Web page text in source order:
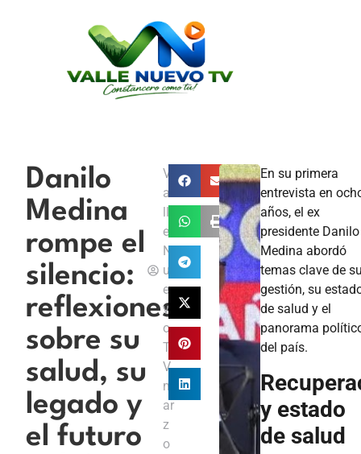
Danilo
Medina
rompe el
silencio:
reflexiones
sobre su
salud, su
legado y
el futuro
V
a
e
N
u
e
v
o
T
V
m
ar
z
o
En su primera
entrevista en
años, el ex
presidente Danilo
Medina abordó
temas clave de su
gestión, su
de salud y el
panorama
del país.
y estado
de salud